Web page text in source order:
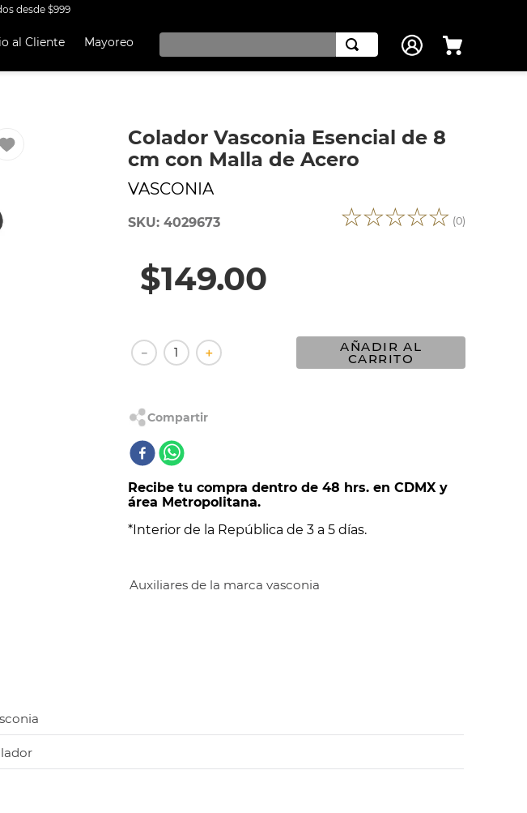
desde $999
al Cliente Mayoreo
Colador Vasconia Esencial de 8
cm con Malla de Acero
VASCONIA
SKU: 4029673 ☆☆☆☆☆ (0)
$149.00
＋
－ AÑADIR AL
CARRITO
Recibe tu compra dentro de 48 hrs. en CDMX y
área Metropolitana.
*Interior de la República de 3 a 5 días.
Auxiliares de la marca vasconia